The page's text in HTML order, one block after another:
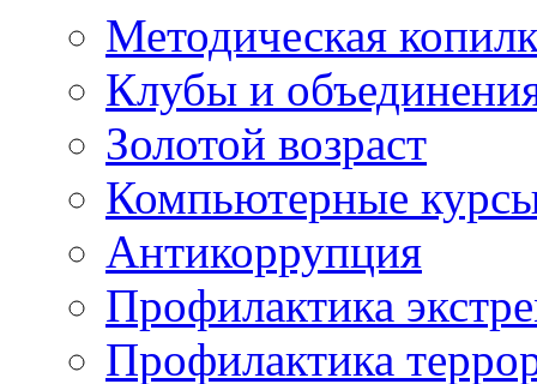
Методическая
Клубы и
Золотой возраст
Компьютерные
Антикоррупция
Профилактика
Профилактика